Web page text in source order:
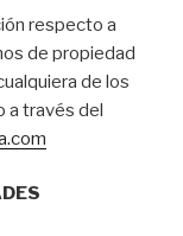
respecto a
de propiedad
de los
a través del